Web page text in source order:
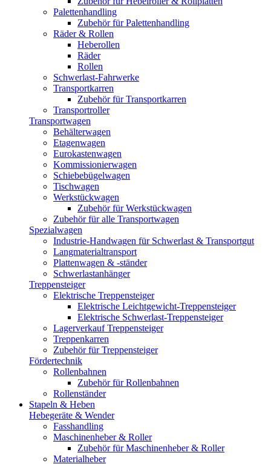
Palettenhandling
Zubehör für Palettenhandling
Räder & Rollen
Heberollen
Räder
Rollen
Schwerlast-Fahrwerke
Transportkarren
Zubehör für Transportkarren
Transportroller
Transportwagen
Behälterwagen
Etagenwagen
Eurokastenwagen
Kommissionierwagen
Schiebebügelwagen
Tischwagen
Werkstückwagen
Zubehör für Werkstückwagen
Zubehör für alle Transportwagen
Spezialwagen
Industrie-Handwagen für Schwerlast & Transportgut
Langmaterialtransport
Plattenwagen & -ständer
Schwerlastanhänger
Treppensteiger
Elektrische Treppensteiger
Elektrische Leichtgewicht-Treppensteiger
Elektrische Schwerlast-Treppensteiger
Lagerverkauf Treppensteiger
Treppenkarren
Zubehör für Treppensteiger
Fördertechnik
Rollenbahnen
Zubehör für Rollenbahnen
Rollenständer
Stapeln & Heben
Hebegeräte & Wender
Fasshandling
Maschinenheber & Roller
Zubehör für Maschinenheber & Roller
Materialheber